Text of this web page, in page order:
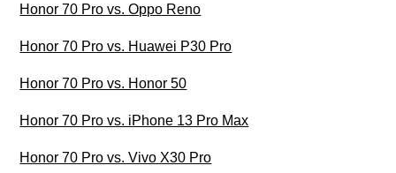
Honor 70 Pro vs. Oppo Reno
Honor 70 Pro vs. Huawei P30 Pro
Honor 70 Pro vs. Honor 50
Honor 70 Pro vs. iPhone 13 Pro Max
Honor 70 Pro vs. Vivo X30 Pro